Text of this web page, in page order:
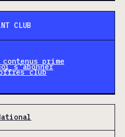
CLUB
prime
s'abonner
club